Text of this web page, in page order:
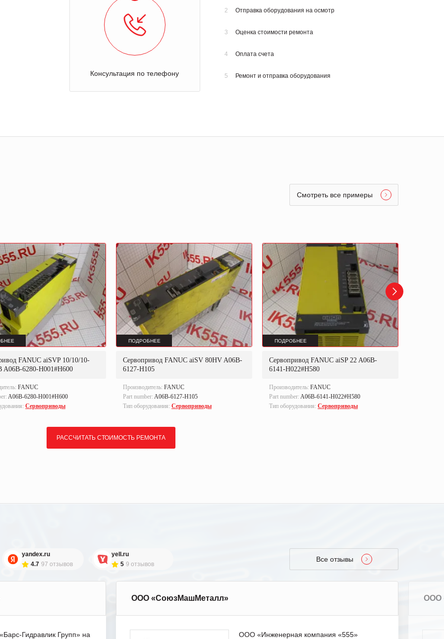
Консультация по телефону
2 Отправка оборудования на осмотр
3 Оценка стоимости ремонта
4 Оплата счета
5 Ремонт и отправка оборудования
Смотреть все примеры
FANUC aiSVP 10/10/10-
A06B-6280-H001#H600
FANUC
A06B-6280-H001#H600
Сервоприводы
ПОДРОБНЕЕ
Сервопривод FANUC aiSV 80HV A06B-
6127-H105
Производитель: FANUC
Part number: A06B-6127-H105
Тип оборудования: Сервоприводы
ПОДРОБНЕЕ
Сервопривод FANUC aiSP 22 A06B-
6141-H022#H580
Производитель: FANUC
Part number: A06B-6141-H022#H580
Тип оборудования: Сервоприводы
РАССЧИТАТЬ СТОИМОСТЬ РЕМОНТА
yandex.ru
4.7 97 отзывов
yell.ru
5 9 отзывов
Все отзывы
Гидравлик Групп» на
ООО «СоюзМашМеталл»
ООО «Инженерная компания «555»
ООО